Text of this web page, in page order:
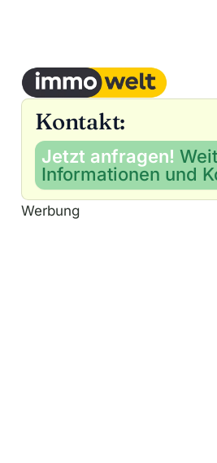
Kontakt:
Jetzt anfragen!
Informationen und
Werbung